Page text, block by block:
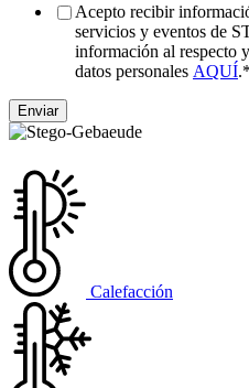
Acepto recibir
servicios y eventos de
información al respecto
datos personales AQUÍ.*
Calefacción